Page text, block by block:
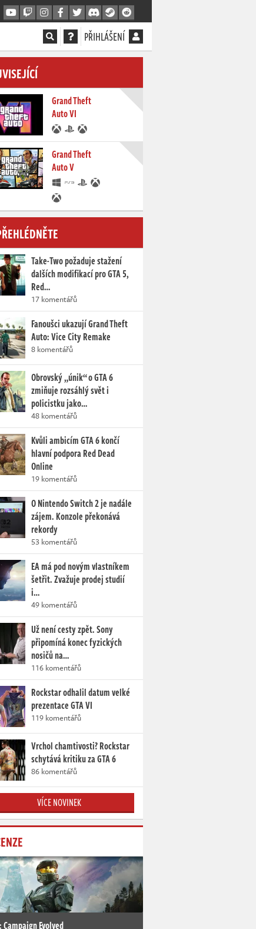
PŘIHLÁŠENÍ
Grand Theft
Auto VI
Grand Theft
Auto V
Take-Two požaduje stažení
dalších modifikací pro GTA 5,
Red…
17 komentářů
Fanoušci ukazují Grand Theft
Auto: Vice City Remake
8 komentářů
Obrovský „únik“ o GTA 6
zmiňuje rozsáhlý svět i
policistku jako…
48 komentářů
Kvůli ambicím GTA 6 končí
hlavní podpora Red Dead
Online
19 komentářů
O Nintendo Switch 2 je nadále
zájem. Konzole překonává
rekordy
53 komentářů
EA má pod novým vlastníkem
šetřit. Zvažuje prodej studií
i…
49 komentářů
Už není cesty zpět. Sony
připomíná konec fyzických
nosičů na…
116 komentářů
Rockstar odhalil datum velké
prezentace GTA VI
119 komentářů
Vrchol chamtivosti? Rockstar
schytává kritiku za GTA 6
86 komentářů
VÍCE NOVINEK
Campaign Evolved